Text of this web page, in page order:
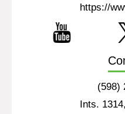
https://
(598)
Ints.